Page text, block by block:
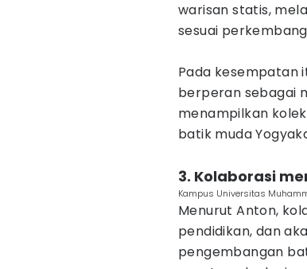
warisan statis,
sesuai
‎Pada kesempatan
berperan sebagai
menampilkan
batik muda
‎3. Kolaborasi
Kampus Universitas
Menurut Anton,
pendidikan, dan
pengembangan